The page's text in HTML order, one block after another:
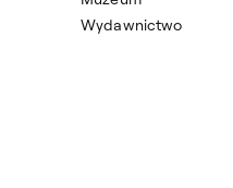
Wydawnictwo